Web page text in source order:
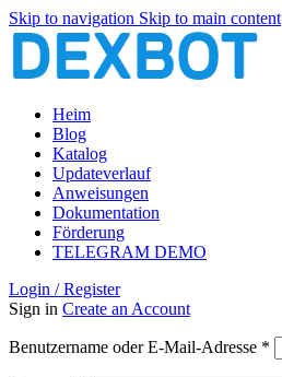
Skip to navigation Skip to main content
Heim
Blog
Katalog
Updateverlauf
Anweisungen
Dokumentation
Förderung
TELEGRAM DEMO
Login / Register
Sign in Create an Account
Benutzername oder E-Mail-Adresse *